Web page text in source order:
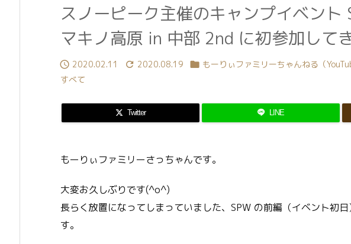
スノーピーク主催のキャンプイベント
マキノ高原 in 中部 2nd に初参加して
 2020.02.11  2020.08.19  もーりぃファミリーちゃんねる（
すべて
Twitter LINE
もーりぃファミリーさっちゃんです。
大変お久しぶりです(^o^)
長らく放置になってしまっていました、SPW の前編（イベント初
す。